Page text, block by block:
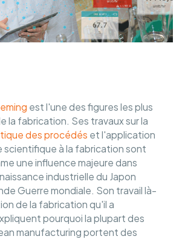
est l'une des figures les plus
la fabrication. Ses travaux sur la
des procédés et l'application
scientifique à la fabrication sont
une influence majeure dans
industrielle du Japon
Guerre mondiale. Son travail là-
de la fabrication qu'il a
pourquoi la plupart des
manufacturing portent des